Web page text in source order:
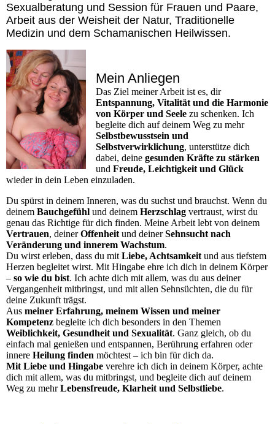
Sexualberatung und Session für Frauen und Paare,
Arbeit aus der Weisheit der Natur, Traditionelle
Medizin und dem Schamanischen Heilwissen.
Mein Anliegen
Das Ziel meiner Arbeit ist es, dir
Entspannung, Vitalität und die Harmonie
von Körper und Seelezu schenken. Ich
begleite dich auf deinem Weg zu mehr
Selbstbewusstsein und
Selbstverwirklichung, unterstütze dich
dabei, deinegesunden Kräfte zu stärken
undFreude, Leichtigkeit und Glück
wieder in dein Leben einzuladen.
Du spürst in deinem Inneren, was du suchst und brauchst. Wenn du
deinem Bauchgefühl und deinem Herzschlag vertraust, wirst du
genau das Richtige für dich finden. Meine Arbeit lebt von deinem
Vertrauen, deinerOffenheit und deinerSehnsucht nach
Veränderung und innerem Wachstum.
Du wirst erleben, dass du mit Liebe, Achtsamkeit und aus tiefstem
Herzen begleitet wirst. Mit Hingabe ehre ich dich in deinem Körper
– so wie du bist. Ich achte dich mit allem, was du aus deiner
Vergangenheit mitbringst, und mit allen Sehnsüchten, die du für
deine Zukunft trägst.
Aus meiner Erfahrung, meinem Wissen und meiner
Kompetenz begleite ich dich besonders in den Themen
Weiblichkeit, Gesundheit und Sexualität. Ganz gleich, ob du
einfach mal genießen und entspannen, Berührung erfahren oder
innere Heilung finden möchtest – ich bin für dich da.
Mit Liebe und Hingabe verehre ich dich in deinem Körper, achte
dich mit allem, was du mitbringst, und begleite dich auf deinem
Weg zu mehrLebensfreude, Klarheit und Selbstliebe.